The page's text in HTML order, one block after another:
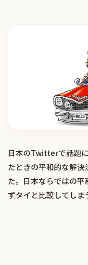
日本のTwitterで話題
たときの平和的な解
た。日本ならではの
ずタイと比較してしま